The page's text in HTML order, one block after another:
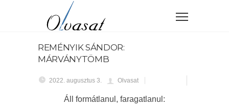
REMÉNYIK SÁNDOR:
MÁRVÁNYTÖMB
2022. augusztus 3. Olvasat
Áll formátlanul, faragatlanul: